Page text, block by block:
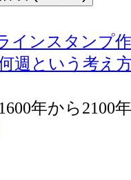
インスタンプ
週という考え
年から2100